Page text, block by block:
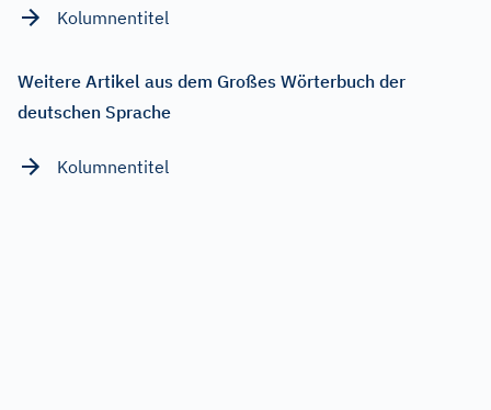
Kolumnentitel
Weitere Artikel aus dem Großes Wörterbuch der
deutschen Sprache
Kolumnentitel